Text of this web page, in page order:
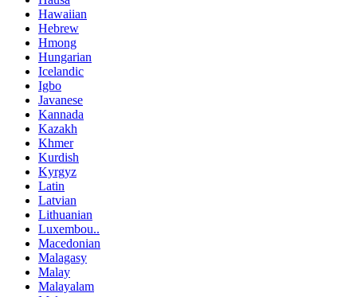
Hawaiian
Hebrew
Hmong
Hungarian
Icelandic
Igbo
Javanese
Kannada
Kazakh
Khmer
Kurdish
Kyrgyz
Latin
Latvian
Lithuanian
Luxembou..
Macedonian
Malagasy
Malay
Malayalam